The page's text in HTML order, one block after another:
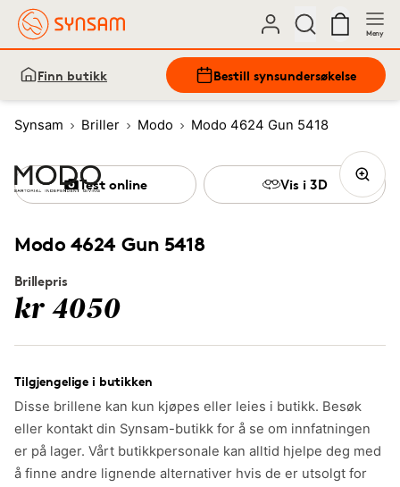
Meny
Finn butikk Bestill synsundersøkelse
Synsam Briller Modo Modo 4624 Gun 5418
Modo 4624 Gun 5418
Brillepris
kr 4050
Tilgjengelige i butikken
Disse brillene kan kun kjøpes eller leies i butikk. Besøk
eller kontakt din Synsam-butikk for å se om innfatningen
er på lager. Vårt butikkpersonale kan alltid hjelpe deg med
å finne andre lignende alternativer hvis de er utsolgt for
Test online Vis i 3D